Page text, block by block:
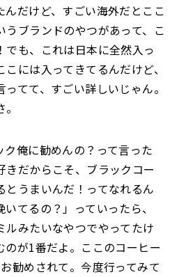
だけど、すごい海外だとここ
ブランドのやつがあって、こ
でも、これは日本に全然入っ
には入ってきてるんだけど、
てて、すごい詳しいじゃん。
俺に勧めんの？って言った
きだからこそ、ブラックコー
とうまいんだ！ってなれるん
てるの？」っていったら、
ルみたいなやつでやってたけ
のが1番だよ。ここのコーヒー
勧めされて。今度行ってみて